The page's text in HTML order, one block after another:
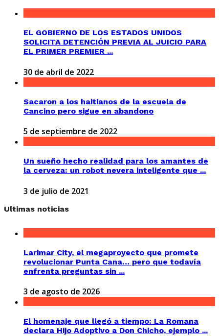
EL GOBIERNO DE LOS ESTADOS UNIDOS
SOLICITA DETENCIÓN PREVIA AL JUICIO PARA
EL PRIMER PREMIER ...
30 de abril de 2022
Sacaron a los haitianos de la escuela de
Cancino pero sigue en abandono
5 de septiembre de 2022
Un sueño hecho realidad para los amantes de
la cerveza: un robot nevera inteligente que ...
3 de julio de 2021
Ultimas noticias
Larimar City, el megaproyecto que promete
revolucionar Punta Cana… pero que todavía
enfrenta preguntas sin ...
3 de agosto de 2026
El homenaje que llegó a tiempo: La Romana
declara Hijo Adoptivo a Don Chicho, ejemplo ...